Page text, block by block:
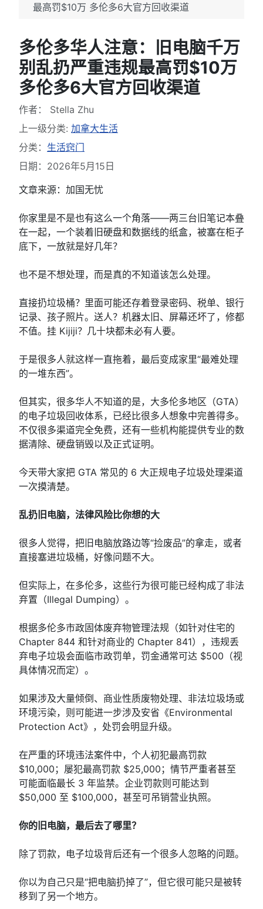
最高罚$10万 多伦多6大官方回收渠道
多伦多华人注意：旧电脑千万
别乱扔严重违规最高罚$10万
多伦多6大官方回收渠道
文章信息
作者： Stella Zhu
上一级分类: 加拿大生活
分类： 生活窍门
日期：2026年5月15日
文章来源：加国无忧
你家里是不是也有这么一个角落——两三台旧笔记本叠
在一起，一个装着旧硬盘和数据线的纸盒，被塞在柜子
底下，一放就是好几年？
也不是不想处理，而是真的不知道该怎么处理。
直接扔垃圾桶？里面可能还存着登录密码、税单、银行
记录、孩子照片。送人？机器太旧、屏幕还坏了，修都
不值。挂 Kijiji？几十块都未必有人要。
于是很多人就这样一直拖着，最后变成家里“最难处理
的一堆东西”。
但其实，很多华人不知道的是，大多伦多地区（GTA）
的电子垃圾回收体系，已经比很多人想象中完善得多。
不仅很多渠道完全免费，还有一些机构能提供专业的数
据清除、硬盘销毁以及正式证明。
今天带大家把 GTA 常见的 6 大正规电子垃圾处理渠道
一次摸清楚。
乱扔旧电脑，法律风险比你想的大
很多人觉得，把旧电脑放路边等“捡废品”的拿走，或者
直接塞进垃圾桶，好像问题不大。
但实际上，在多伦多，这些行为很可能已经构成了非法
弃置（Illegal Dumping）。
根据多伦多市政固体废弃物管理法规（如针对住宅的
Chapter 844 和针对商业的 Chapter 841），违规丢
弃电子垃圾会面临市政罚单，罚金通常可达 $500（视
具体情况而定）。
如果涉及大量倾倒、商业性质废物处理、非法垃圾场或
环境污染，则可能进一步涉及安省《Environmental
Protection Act》，处罚会明显升级。
在严重的环境违法案件中，个人初犯最高罚款
$10,000；屡犯最高罚款 $25,000；情节严重者甚至
可能面临最长 3 年监禁。企业罚款则可能达到
$50,000 至 $100,000，甚至可吊销营业执照。
你的旧电脑，最后去了哪里？
除了罚款，电子垃圾背后还有一个很多人忽略的问题。
你以为自己只是“把电脑扔掉了”，但它很可能只是被转
移到了另一个地方。